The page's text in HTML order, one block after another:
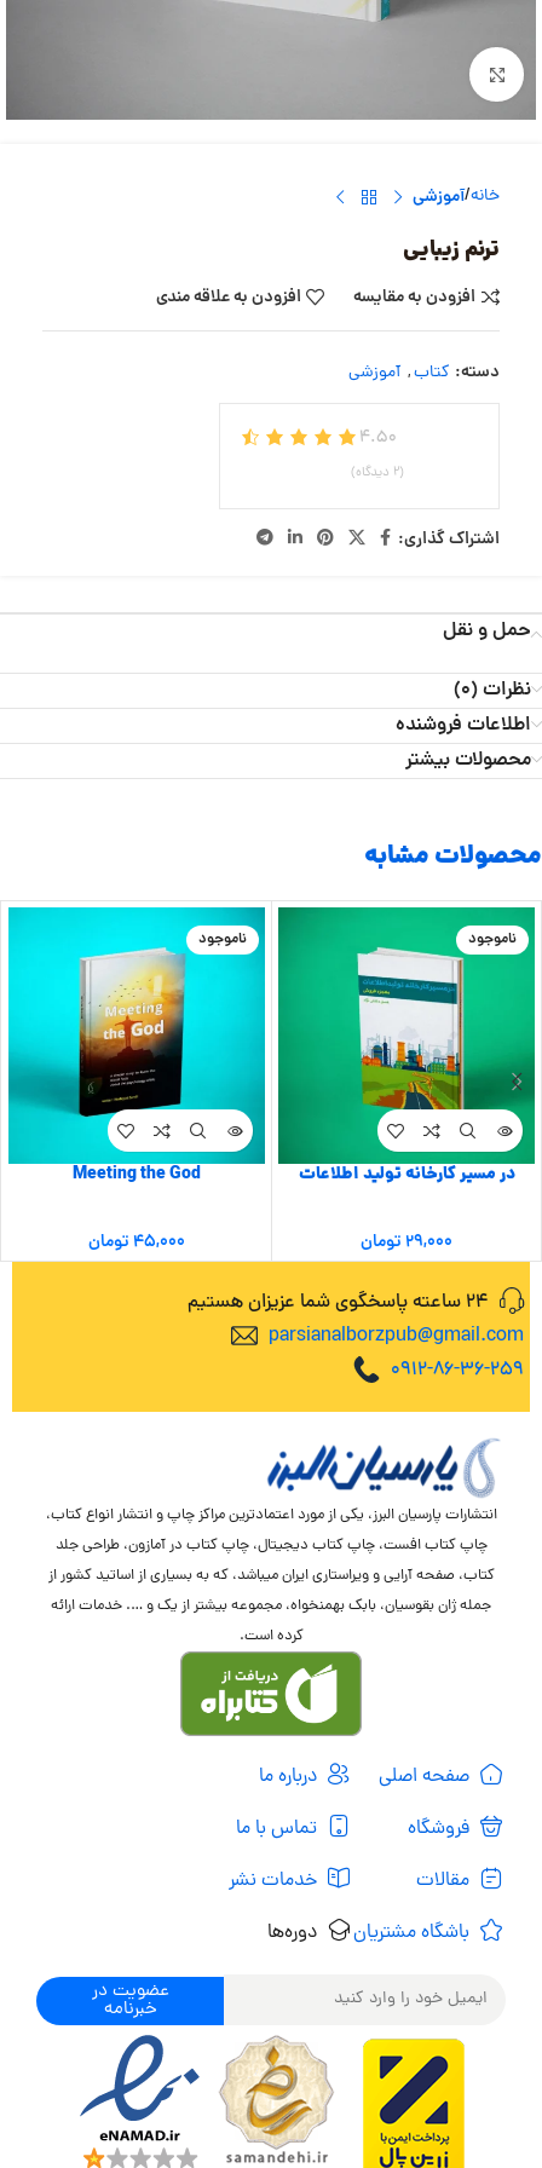
بزرگنمایی تصویر
خانه آموزشی
ترنم زیبایی
افزودن به مقایسه افزودن به علاقه مندی
دسته: کتاب, آموزشی
4.50
(2 دیدگاه)
اشتراک گذاری:
حمل و نقل
نظرات (0)
اطلاعات فروشنده
محصولات بیشتر
محصولات مشابه
ناموجود
در مسیر کارخانه تولید اطلاعات
۲۹,۰۰۰تومان
ناموجود
Meeting the God
۴۵,۰۰۰تومان
24 ساعته پاسخگوی شما عزیزان هستیم
parsianalborzpub@gmail.com
0912-86-36-259
انتشارات پارسیان البرز، یکی از مورد اعتمادترین مراکز چاپ و انتشار انواع کتاب،
چاپ کتاب افست، چاپ کتاب دیجیتال، چاپ کتاب در آمازون، طراحی جلد
کتاب، صفحه آرایی و ویراستاری ایران میباشد، که به بسیاری از اساتید کشور از
جمله ژان بقوسیان، بابک بهمنخواه، مجموعه بیشتر از یک و …. خدمات ارائه
کرده است.
صفحه اصلی
فروشگاه
مقالات
باشگاه مشتریان
درباره ما
تماس با ما
خدمات نشر
دوره‌ها
عضویت در
خبرنامه